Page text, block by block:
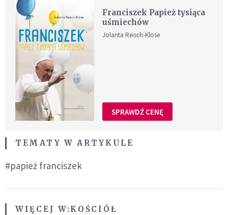
Franciszek Papież tysiąca
uśmiechów
Jolanta Reisch-Klose
SPRAWDŹ CENĘ
TEMATY W ARTYKULE
#papież franciszek
WIĘCEJ W:KOŚCIÓŁ